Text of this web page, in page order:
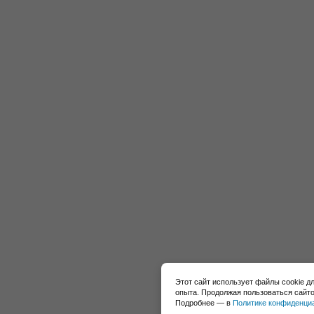
Этот сайт использует файлы cookie
опыта. Продолжая пользоваться
Подробнее — в Политике